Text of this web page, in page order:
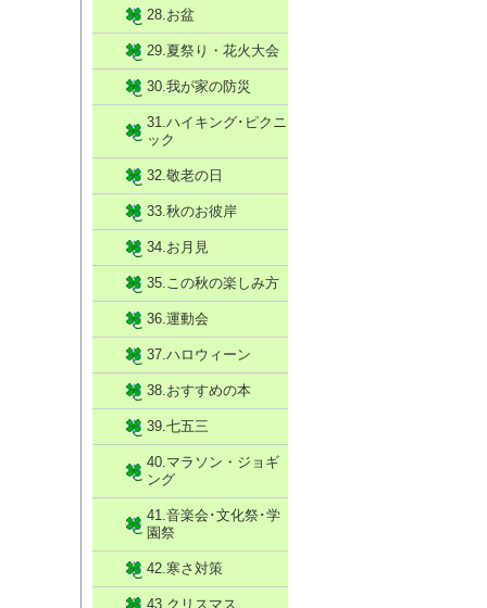
28.お盆
29.夏祭り・花火大会
30.我が家の防災
31.ハイキング･ピクニ
ック
32.敬老の日
33.秋のお彼岸
34.お月見
35.この秋の楽しみ方
36.運動会
37.ハロウィーン
38.おすすめの本
39.七五三
40.マラソン・ジョギ
ング
41.音楽会･文化祭･学
園祭
42.寒さ対策
43.クリスマス